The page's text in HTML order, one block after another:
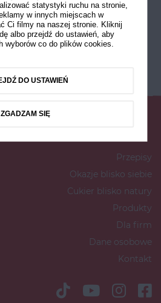
Przepisy
Okazje blisko siebie
Cukier blisko natury
Produkty
Dla firm
Dane osobowe
Kontakt
statystyki ruchu na stronie,
w innych miejscach w
Ci filmy na naszej stronie. Kliknij
albo przejdź do ustawień, aby
wyborów co do plików cookies.
DO USTAWIEŃ
ZGADZAM SIĘ